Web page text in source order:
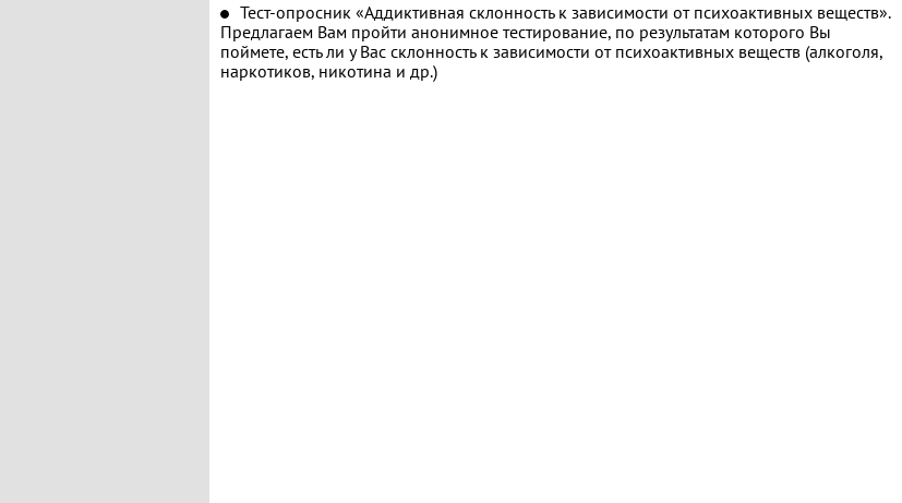
Тест-опросник «Аддиктивная склонность к зависимости от психоактивных веществ».
Предлагаем Вам пройти анонимное тестирование, по результатам которого Вы
поймете, есть ли у Вас склонность к зависимости от психоактивных веществ (алкоголя,
наркотиков, никотина и др.)